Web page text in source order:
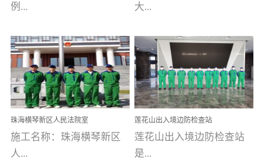
完成生产任务，确保全国
求。资质优势团队优势分
支优势优吸环保是一棵正
茁壮成长的树，只要我们
人人都爱护她、珍惜她、
她将越来越枝繁叶茂，终
将会成为一棵参天大树！
优吸环保截止2020年拥有
全国600家网点分支机构。
内空气治理工程纪实
例...
【东莞美豪雅致酒店】室
内空气治理项目东莞美豪
雅致酒店 东莞美豪雅
致酒店是为中高端人士...
大...
学广州校区室内空气治
理 工程案例地址：广
州南沙区·香港科技大学(广
州)校区 工程案...
珠海横琴新区人民法院室
内除甲醛空气治理项目
施工名称：珠海横琴新区
人...
莲花山出入境边防检查站
室内除甲醛空气治理项目
莲花山出入境边防检查站
是...